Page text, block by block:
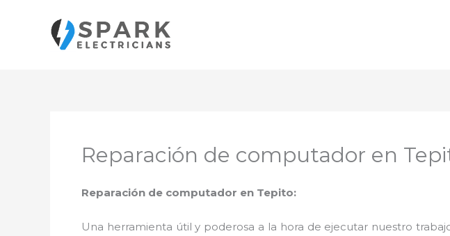
contenido
Reparación de computador en
Reparación de computador en Tepito:
Una herramienta útil y poderosa a la hora de ejecutar nuestro